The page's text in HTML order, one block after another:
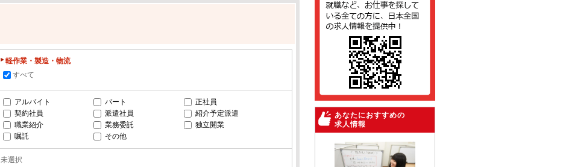
軽作業・製造・物流
すべて
アルバイト パート
正社員
契約社員
派遣社員
紹介予定派遣
職業紹介
業務委託
独立開業
嘱託
その他
未選択
あなたにおすすめの
求人情報